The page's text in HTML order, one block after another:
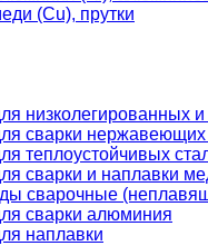
(Cu), прутки
низколегированных и
сварки
теплоустойчивых
сварки и наплавки
сварочные
сварки алюминия
наплавки